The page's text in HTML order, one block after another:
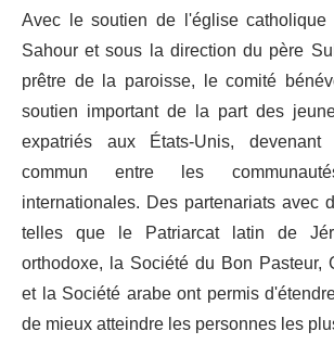
Avec le soutien de l'église
Sahour et sous la direction du père
prêtre de la paroisse, le comité
soutien important de la part des
expatriés aux États-Unis,
commun entre les
internationales. Des partenariats avec
telles que le Patriarcat latin de
orthodoxe, la Société du Bon Pasteur,
et la Société arabe ont permis
de mieux atteindre les personnes les